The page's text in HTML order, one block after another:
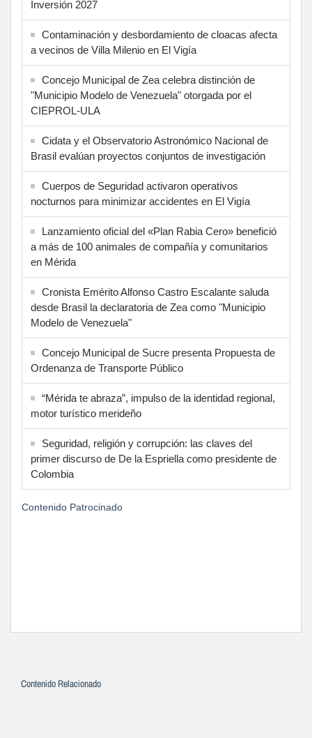
Inversión 2027
Contaminación y desbordamiento de cloacas afecta
a vecinos de Villa Milenio en El Vigía
Concejo Municipal de Zea celebra distinción de
"Municipio Modelo de Venezuela" otorgada por el
CIEPROL-ULA
Cidata y el Observatorio Astronómico Nacional de
Brasil evalúan proyectos conjuntos de investigación
Cuerpos de Seguridad activaron operativos
nocturnos para minimizar accidentes en El Vigía
Lanzamiento oficial del «Plan Rabia Cero» benefició
a más de 100 animales de compañía y comunitarios
en Mérida
Cronista Emérito Alfonso Castro Escalante saluda
desde Brasil la declaratoria de Zea como "Municipio
Modelo de Venezuela"
Concejo Municipal de Sucre presenta Propuesta de
Ordenanza de Transporte Público
“Mérida te abraza”, impulso de la identidad regional,
motor turístico merideño
Seguridad, religión y corrupción: las claves del
primer discurso de De la Espriella como presidente de
Colombia
Contenido Patrocinado
Contenido Relacionado